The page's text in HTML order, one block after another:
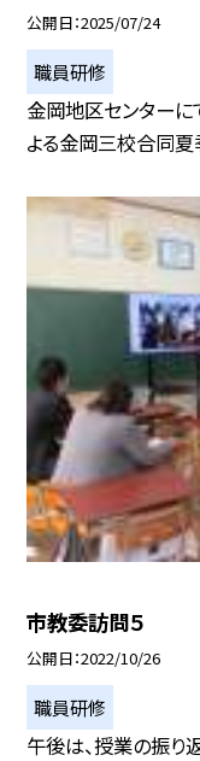
公開日 2025/07/24
職員研修
金岡地区センターに
よる金岡三校合同
市教委訪問５
公開日 2022/10/26
職員研修
午後は、授業の振り